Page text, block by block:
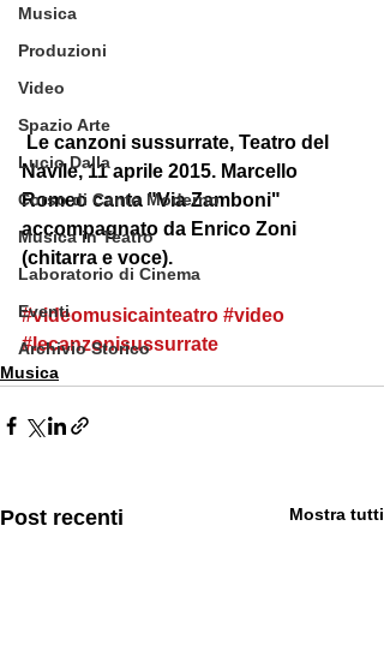
Musica
Produzioni
Video
Spazio Arte
Lucio Dalla
Corso di Canto Moderno
Musica in Teatro
Laboratorio di Cinema
Eventi
Archivio Storico
Navile, 11 aprile 2015. Marcello
Romeo canta "Via Zamboni"
accompagnato da Enrico Zoni
(chitarra e voce).
#videomusicainteatro #video
#lecanzonisussurrate
Musica
Post recenti Mostra tutti